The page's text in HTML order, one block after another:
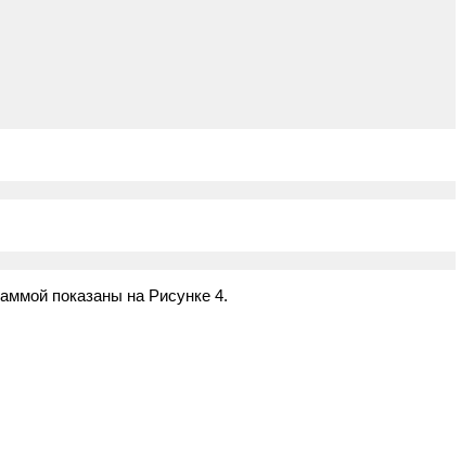
показаны на Рисунке 4.